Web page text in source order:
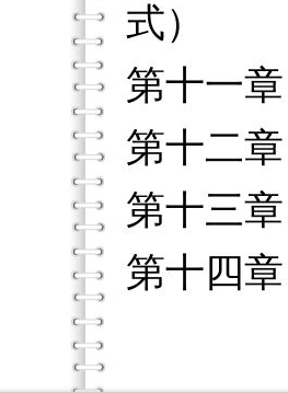
式）
第十一
第十二
第十三
第十四